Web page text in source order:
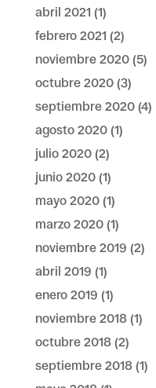
abril 2021 (1)
febrero 2021 (2)
noviembre 2020(5)
octubre 2020(3)
septiembre 2020(4)
agosto 2020(1)
julio 2020(2)
junio 2020(1)
mayo 2020(1)
marzo 2020(1)
noviembre 2019 (2)
abril 2019 (1)
enero 2019 (1)
noviembre 2018(1)
octubre 2018(2)
septiembre 2018(1)